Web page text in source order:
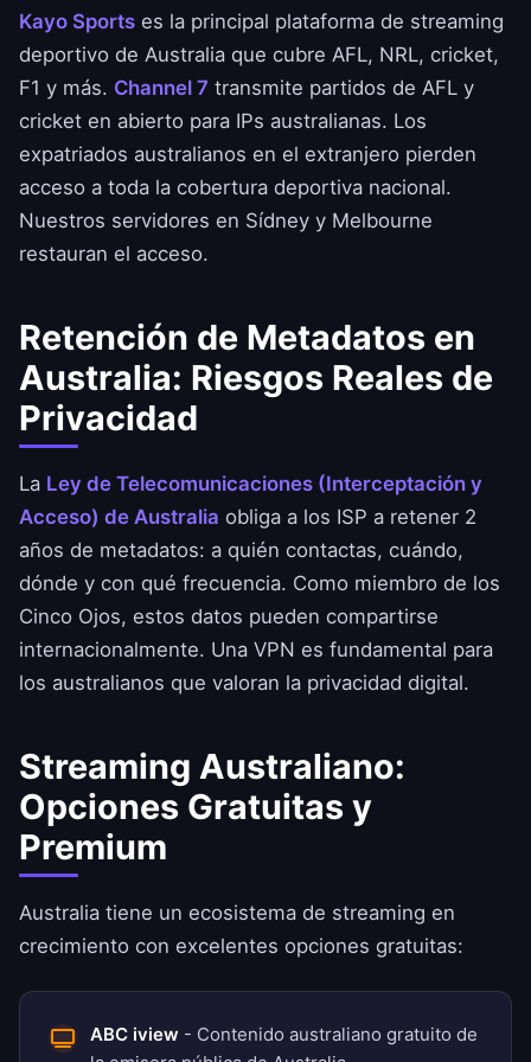
Kayo Sports es la principal plataforma de streaming
deportivo de Australia que cubre AFL, NRL, cricket,
F1 y más. Channel 7 transmite partidos de AFL y
cricket en abierto para IPs australianas. Los
expatriados australianos en el extranjero pierden
acceso a toda la cobertura deportiva nacional.
Nuestros servidores en Sídney y Melbourne
restauran el acceso.
Retención de Metadatos en
Australia: Riesgos Reales de
Privacidad
La Ley de Telecomunicaciones (Interceptación y
Acceso) de Australia obliga a los ISP a retener 2
años de metadatos: a quién contactas, cuándo,
dónde y con qué frecuencia. Como miembro de los
Cinco Ojos, estos datos pueden compartirse
internacionalmente. Una VPN es fundamental para
los australianos que valoran la privacidad digital.
Streaming Australiano:
Opciones Gratuitas y
Premium
Australia tiene un ecosistema de streaming en
crecimiento con excelentes opciones gratuitas:
ABC iview - Contenido australiano gratuito de